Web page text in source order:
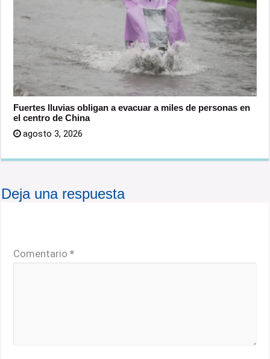
Fuertes lluvias obligan a evacuar a miles de personas en
el centro de China
agosto 3, 2026
Deja una respuesta
Comentario*